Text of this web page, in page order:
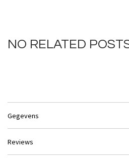
NO RELATED
Gegevens
Reviews